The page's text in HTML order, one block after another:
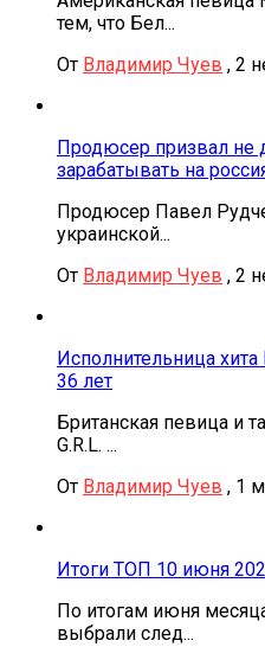
тем, что Бел...
От Владимир Чуев , 2
Продюсер призвал не
зарабатывать на
Продюсер Павел
украинской...
От Владимир Чуев , 2
Исполнительница
36 лет
Британская певица и
G.R.L. ...
От Владимир Чуев , 1
Итоги ТОП 10 июня
По итогам июня
выбрали след...